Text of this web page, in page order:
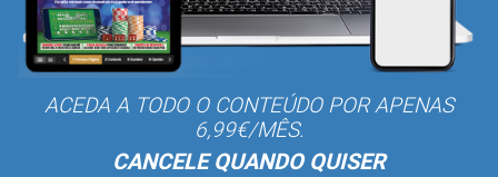
ACEDA A TODO O CONTEÚDO POR APENAS
6,99€/MÊS.
CANCELE QUANDO QUISER